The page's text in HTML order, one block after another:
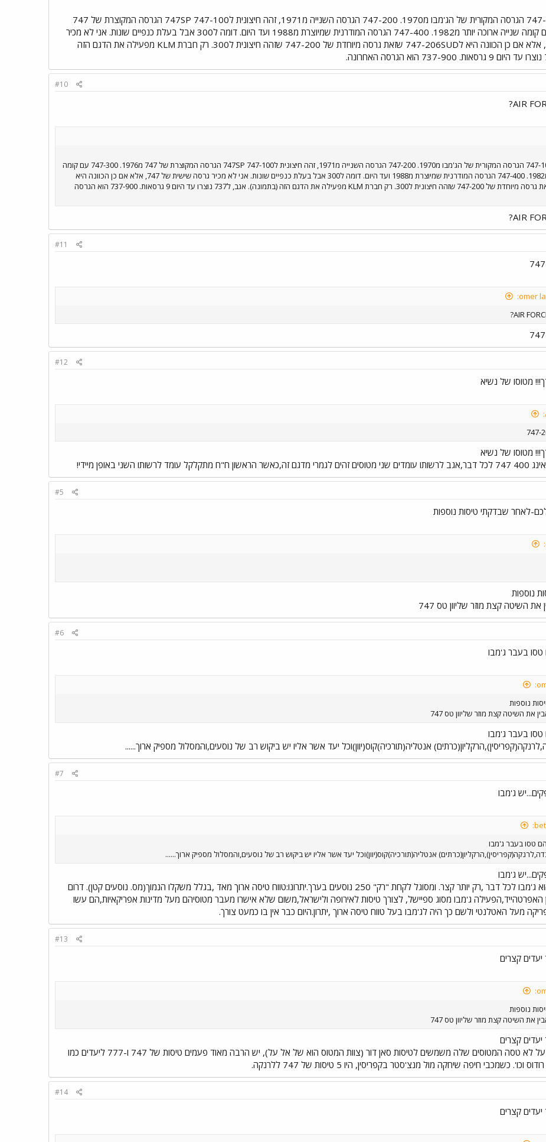
אני צריך לחשוב: 747-100 הגרסה המקורית של הג'מבו מ1970. 747-200 הגרסה השנייה מ1971, זהה חיצונית ל747-100 747SP הגרסה המקוצרת של 747
מ1976. 747-300 עם קומה שנייה ארוכה יותר מ1982. 747-400 הגרסה המודרנית שמיוצרת מ1988 ועד היום. דומה ל300 אבל בעלת כנפיים שונות. אני לא מכיר
גרסה שישית של 747, אלא אם כן הכוונה היא ל747-206SUD שזאת גרסה מיוחדת של 747-200 שזהה חיצונית ל300. רק חברת KLM מפעילה את הדגם הזה
#10
אני צריך לחשוב: 747-100 הגרסה המקורית של הג'מבו מ1970. 747-200 הגרסה השנייה מ1971, זהה חיצונית ל747-100 747SP הגרסה המקוצרת של 747 מ1976. 747-300 עם קומה
שנייה ארוכה יותר מ1982. 747-400 הגרסה המודרנית שמיוצרת מ1988 ועד היום. דומה ל300 אבל בעלת כנפיים שונות. אני לא מכיר גרסה שישית של 747, אלא אם כן הכוונה היא
ל747-206SUD שזאת גרסה מיוחדת של 747-200 שזהה חיצונית ל300. רק חברת KLM מפעילה את הדגם הזה (בתמונה). אגב, ל737 נוצרו עד היום 9 גרסאות. 737-900 הוא הגרסה
#11
#12
לרשותו השני באופן מיידי!
#5
נוספות
השיטה קצת מוזר שליוון טס 747
#6
טסו בעבר ג'מבו
נוספות
את השיטה קצת מוזר שליוון טס 747
טסו בעבר ג'מבו
אנטליה(תורכיה)קוס(יוון)וכל יעד אשר אליו יש ביקוש רב של נוסעים,והמסלול מספיק ארוך......
#7
ג'מבו
טסו בעבר ג'מבו
אנטליה(תורכיה)קוס(יוון)וכל יעד אשר אליו יש ביקוש רב של נוסעים,והמסלול מספיק ארוך......
ג'מבו
שנקרא ספיישל שהוא ג'מבו לכל דבר ,רק יותר קצר. ומסוגל לקחת "רק" 250 נוסעים בערך.יתרונו:טווח טיסה ארוך מאד ,בגלל משקלו הנמוך(מס. נוסעים קטן). דרום
האפרטהייד,הפעילה ג'מבו מסוג ספיישל, לצורך טיסות לאירופה ולישראל,משום שלא אישרו מעבר מטוסיהם מעל מדינות אפריקאיות,הם עשו
מעל האטלנטי ולשם כך היה לג'מבו בעל טווח טיסה ארוך ,יתרון.היום כבר אין בו כמעט צורך.
#13
נוספות
את השיטה קצת מוזר שליוון טס 747
בשבתות וחגים כשאל על לא טסה המטוסים שלה משמשים לטיסות סאן דור (צוות המטוס הוא של אל על), יש הרבה מאוד פעמים טיסות של 747 ו-777 ליעדים כמו
כשמכבי חיפה שיחקה מול מנצ'סטר בקפריסין, היו 5 טיסות של 747 ללרנקה.
#14